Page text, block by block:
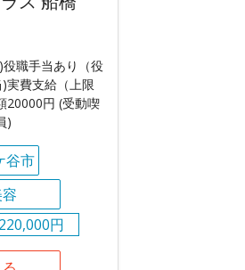
職手当あり（役
実費支給（上限
20000円 (受動喫
)
谷市
円